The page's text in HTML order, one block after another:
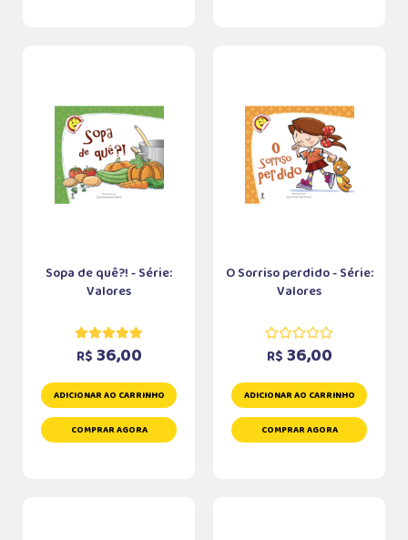
Sopa de quê?! - Série:
Valores
R$ 36,00
ADICIONAR AO CARRINHO
COMPRAR AGORA
O Sorriso perdido - Série:
Valores
R$ 36,00
ADICIONAR AO CARRINHO
COMPRAR AGORA